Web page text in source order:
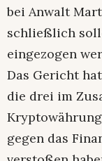
bei Anwalt
schließlich
eingezogen
Das Gericht
die drei im
gegen das